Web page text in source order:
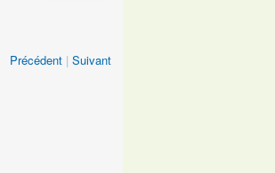
Précédent | Suivant